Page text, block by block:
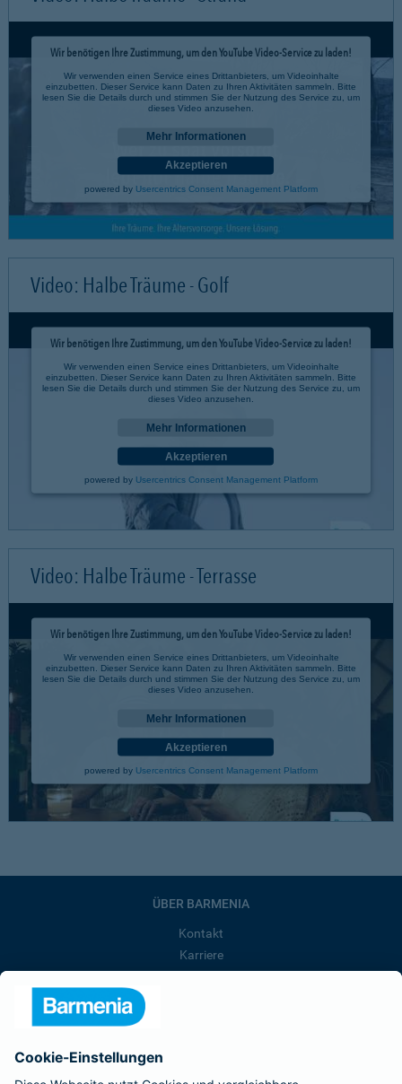
Wir benötigen Ihre Zustimmung, um den YouTube Video-Service zu laden!
Wir verwenden einen Service eines Drittanbieters, um Videoinhalte
einzubetten. Dieser Service kann Daten zu Ihren Aktivitäten sammeln. Bitte
lesen Sie die Details durch und stimmen Sie der Nutzung des Service zu, um
dieses Video anzusehen.
Mehr Informationen
Akzeptieren
powered by Usercentrics Consent Management Platform
Video: Halbe Träume - Golf
Wir benötigen Ihre Zustimmung, um den YouTube Video-Service zu laden!
Wir verwenden einen Service eines Drittanbieters, um Videoinhalte
einzubetten. Dieser Service kann Daten zu Ihren Aktivitäten sammeln. Bitte
lesen Sie die Details durch und stimmen Sie der Nutzung des Service zu, um
dieses Video anzusehen.
Mehr Informationen
Akzeptieren
powered by Usercentrics Consent Management Platform
Video: Halbe Träume - Terrasse
Wir benötigen Ihre Zustimmung, um den YouTube Video-Service zu laden!
Wir verwenden einen Service eines Drittanbieters, um Videoinhalte
einzubetten. Dieser Service kann Daten zu Ihren Aktivitäten sammeln. Bitte
lesen Sie die Details durch und stimmen Sie der Nutzung des Service zu, um
dieses Video anzusehen.
Mehr Informationen
Akzeptieren
powered by Usercentrics Consent Management Platform
ÜBER BARMENIA
Kontakt
Karriere
Barmenia ist Teil der BarmeniaGothaer